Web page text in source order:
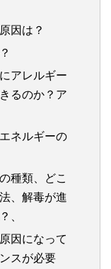
因は？
アレルギー
るのか？ア
ネルギーの
種類、どこ
、解毒が進
、
因になって
スが必要